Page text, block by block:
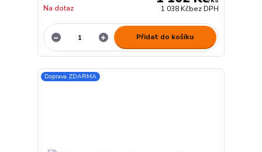
1 038 Kčbez DPH
Na dotaz
Přidat do košíku
Doprava ZDARMA